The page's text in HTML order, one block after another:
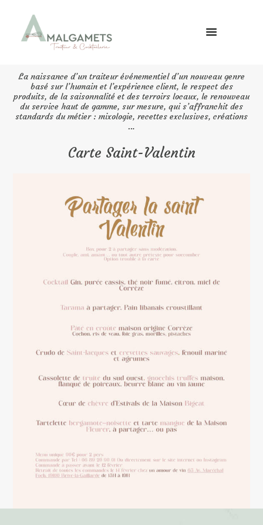
La naissance d’un traiteur événementiel d’un nouveau genre
basé sur l’humain et l’expérience client, le respect des
produits, de la saisonnalité et des terroirs locaux, le renouveau
du service haut de gamme, sur mesure, qui s’affranchit des
standards du métier : mixologie, recettes exclusives, créations
…
Carte Saint-Valentin